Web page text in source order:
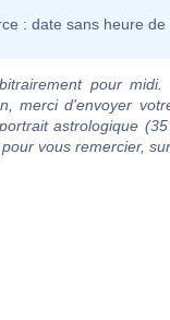
: date sans heure de
pour
merci d'envoyer
astrologique
vous remercier,